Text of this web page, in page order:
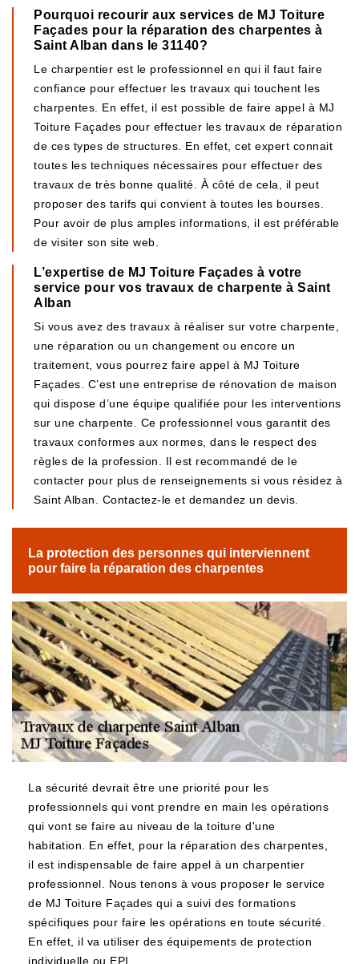
Pourquoi recourir aux services de MJ Toiture
Façades pour la réparation des charpentes à
Saint Alban dans le 31140?
Le charpentier est le professionnel en qui il faut faire
confiance pour effectuer les travaux qui touchent les
charpentes. En effet, il est possible de faire appel à MJ
Toiture Façades pour effectuer les travaux de réparation
de ces types de structures. En effet, cet expert connait
toutes les techniques nécessaires pour effectuer des
travaux de très bonne qualité. À côté de cela, il peut
proposer des tarifs qui convient à toutes les bourses.
Pour avoir de plus amples informations, il est préférable
de visiter son site web.
L’expertise de MJ Toiture Façades à votre
service pour vos travaux de charpente à Saint
Alban
Si vous avez des travaux à réaliser sur votre charpente,
une réparation ou un changement ou encore un
traitement, vous pourrez faire appel à MJ Toiture
Façades. C’est une entreprise de rénovation de maison
qui dispose d’une équipe qualifiée pour les interventions
sur une charpente. Ce professionnel vous garantit des
travaux conformes aux normes, dans le respect des
règles de la profession. Il est recommandé de le
contacter pour plus de renseignements si vous résidez à
Saint Alban. Contactez-le et demandez un devis.
La protection des personnes qui interviennent
pour faire la réparation des charpentes
La sécurité devrait être une priorité pour les
professionnels qui vont prendre en main les opérations
qui vont se faire au niveau de la toiture d'une
habitation. En effet, pour la réparation des charpentes,
il est indispensable de faire appel à un charpentier
professionnel. Nous tenons à vous proposer le service
de MJ Toiture Façades qui a suivi des formations
spécifiques pour faire les opérations en toute sécurité.
En effet, il va utiliser des équipements de protection
individuelle ou EPI.